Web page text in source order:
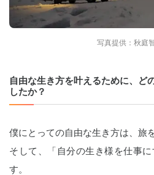
写真提供：秋庭
自由な生き方を叶えるために、ど
したか？
僕にとっての自由な生き方は、旅
そして、「自分の生き様を仕事
す。